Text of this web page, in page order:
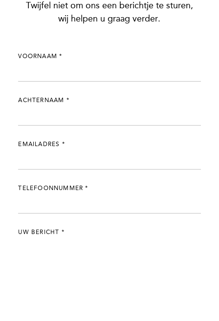
Twijfel niet om ons een berichtje te sturen,
wij helpen u graag verder.
VOORNAAM*
ACHTERNAAM *
EMAILADRES *
TELEFOONNUMMER*
UW BERICHT *